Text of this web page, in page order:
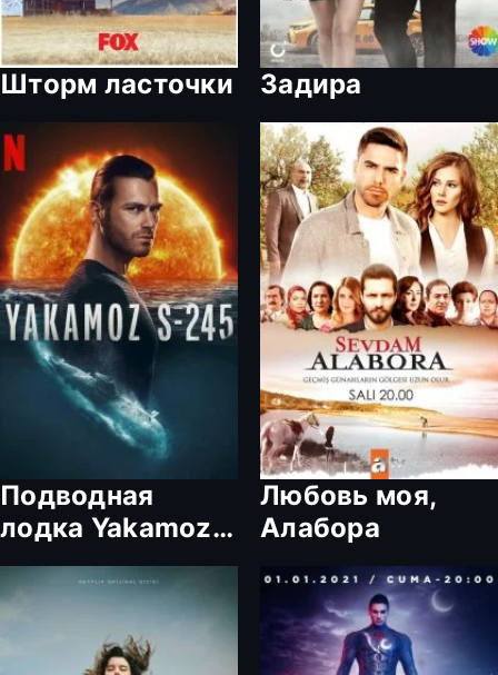
Шторм ласточки Задира
Подводная
лодка Yakamoz
S-245
Любовь моя,
Алабора